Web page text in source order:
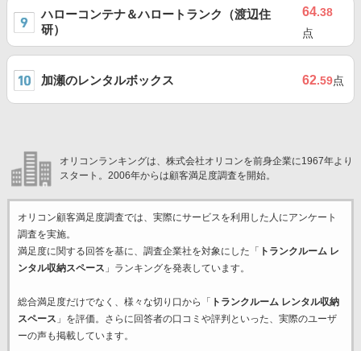
ハローコンテナ＆ハロートランク（渡辺住
研）
64.38
点
加瀬のレンタルボックス 62.59点
オリコンランキングは、株式会社オリコンを前身企業に1967年より
スタート。2006年からは顧客満足度調査を開始。
オリコン顧客満足度調査では、実際にサービスを利用した 人にアンケート
調査を実施。
満足度に関する回答を基に、調査企業社を対象にした「
トランクルーム レ
ンタル収納スペース 」ランキングを発表しています。
総合満足度だけでなく、様々な切り口から「
トランクルーム レンタル収納
スペース 」を評価。さらに回答者の口コミや評判といった、実際のユーザ
ーの声も掲載しています。